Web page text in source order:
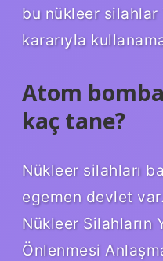
bu nükleer silahlar
kararıyla
Atom
kaç tane?
Nükleer silahları
egemen devlet
Nükleer Silahların
Önlenmesi